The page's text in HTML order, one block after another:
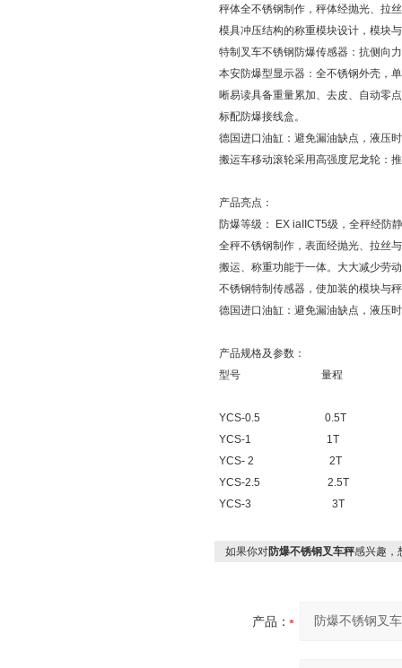
秤体全不锈钢制作，秤体经抛光、拉
模具冲压结构的称重模块设计，模块
特制叉车不锈钢防爆传感器：抗侧向
本安防爆型显示器：全不锈钢外壳，
晰易读具备重量累加、去皮、自动零
标配防爆接线盒。
德国进口油缸：避免漏油缺点，液压
搬运车移动滚轮采用高强度尼龙轮：
产品亮点：
防爆等级： EX iaIICT5级，全秤经防
全秤不锈钢制作，表面经抛光、拉丝
搬运、称重功能于一体。大大减少劳
不锈钢特制传感器，使加装的模块与
德国进口油缸：避免漏油缺点，液压
产品规格及参数：
型号 量
YCS-0.5 0.5T 1/
YCS-1 1T 1/
YCS- 2 2T 1/
YCS-2.5 2.5T
YCS-3 3T 1/
如果你对防爆不锈钢叉车秤感兴趣，
产品：